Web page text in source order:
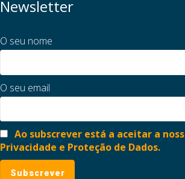
Newsletter
O seu nome
O seu email
Ao subscrever está a aceitar a
Privacidade e Proteção de Dados.